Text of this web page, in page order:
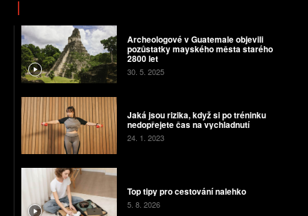
Archeologové v Guatemale objevili
pozůstatky mayského města starého
2800 let
30. 5. 2025
Jaká jsou rizika, když si po tréninku
nedopřejete čas na vychladnutí
24. 1. 2023
Top tipy pro cestování nalehko
5. 8. 2026